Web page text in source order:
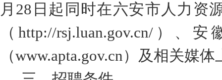
月 28 日起同时在六安市人力资
（http://rsj.luan.gov.cn/ ）、安
（www.apta.gov.cn）及相关媒体